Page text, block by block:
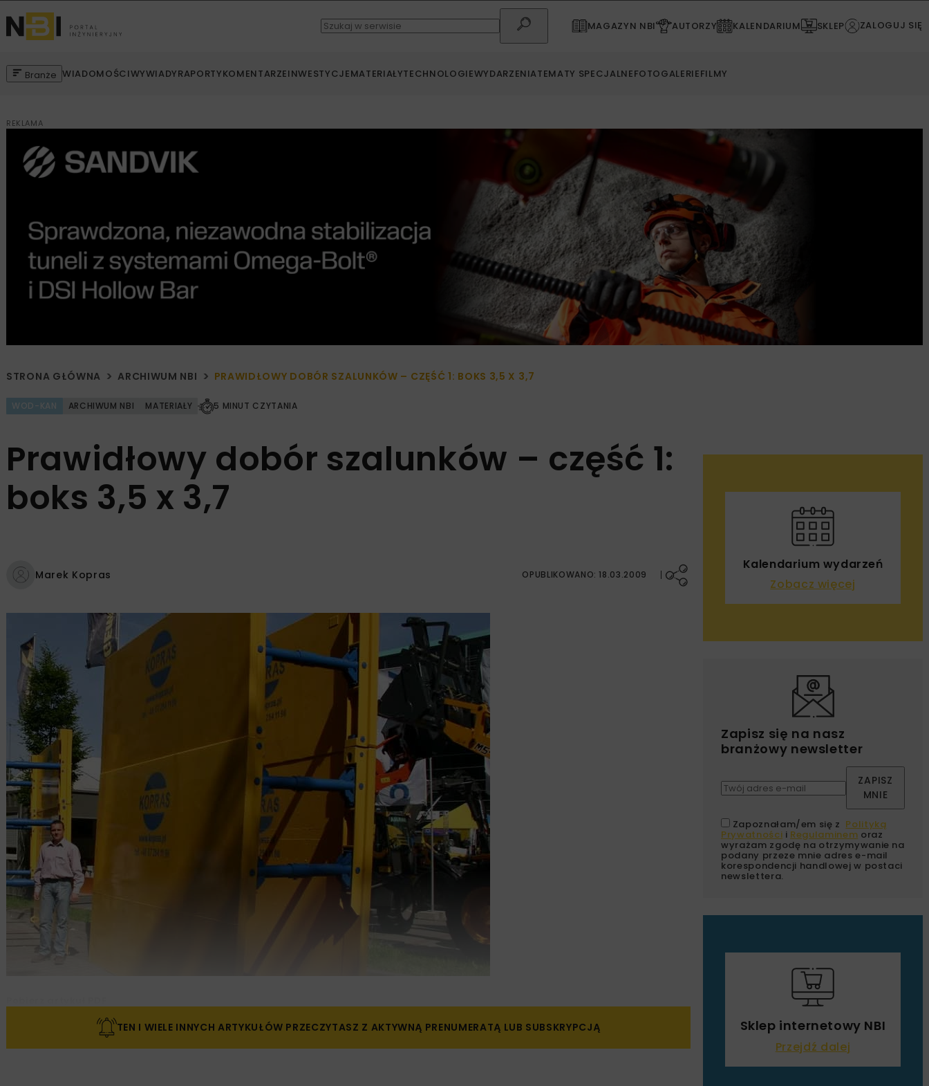
MAGAZYN NBI AUTORZY KALENDARIUM SKLEP ZALOGUJ SIĘ
Branże WIADOMOŚCIWYWIADYRAPORTYKOMENTARZEINWESTYCJEMATERIAŁYTECHNOLOGIEWYDARZENIATEMATY SPECJALNEFOTOGALERIEFILMY
REKLAMA
STRONA GŁÓWNA ARCHIWUM NBI PRAWIDŁOWY DOBÓR SZALUNKÓW – CZĘŚĆ 1: BOKS 3,5 X 3,7
WOD-KAN ARCHIWUM NBI MATERIAŁY 5 MINUT CZYTANIA
Prawidłowy dobór szalunków – część 1:
boks 3,5 x 3,7
Marek Kopras OPUBLIKOWANO: 18.03.2009
TEN I WIELE INNYCH ARTYKUŁÓW PRZECZYTASZ Z AKTYWNĄ PRENUMERATĄ LUB SUBSKRYPCJĄ
Kalendarium wydarzeń
Zobacz więcej
Zapisz się na nasz
branżowy newsletter
ZAPISZ
MNIE
Zapoznałam/em się z Polityką
Prywatności i Regulaminem oraz
wyrażam zgodę na otrzymywanie na
podany przeze mnie adres e-mail
korespondencji handlowej w postaci
newslettera.
Sklep internetowy NBI
Przejdź dalej